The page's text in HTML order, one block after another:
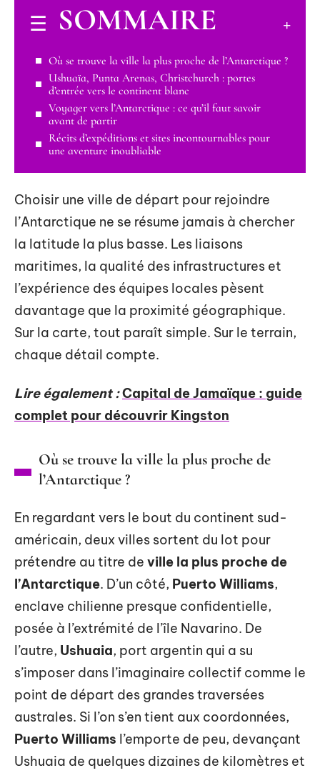
SOMMAIRE
Où se trouve la ville la plus proche de l’Antarctique ?
Ushuaïa, Punta Arenas, Christchurch : portes
d’entrée vers le continent blanc
Voyager vers l’Antarctique : ce qu’il faut savoir
avant de partir
Récits d’expéditions et sites incontournables pour
une aventure inoubliable
Choisir une ville de départ pour rejoindre
l’Antarctique ne se résume jamais à chercher
la latitude la plus basse. Les liaisons
maritimes, la qualité des infrastructures et
l’expérience des équipes locales pèsent
davantage que la proximité géographique.
Sur la carte, tout paraît simple. Sur le terrain,
chaque détail compte.
Lire également :Capital de Jamaïque : guide
complet pour découvrir Kingston
Où se trouve la ville la plus proche de
l’Antarctique ?
En regardant vers le bout du continent sud-
américain, deux villes sortent du lot pour
prétendre au titre de ville la plus proche de
l’Antarctique. D’un côté, Puerto Williams,
enclave chilienne presque confidentielle,
posée à l’extrémité de l’île Navarino. De
l’autre, Ushuaia, port argentin qui a su
s’imposer dans l’imaginaire collectif comme le
point de départ des grandes traversées
australes. Si l’on s’en tient aux coordonnées,
Puerto Williams l’emporte de peu, devançant
Ushuaia de quelques dizaines de kilomètres et